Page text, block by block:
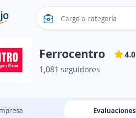
Ferrocentro
4.0
1,081 seguidores
Evaluaciones